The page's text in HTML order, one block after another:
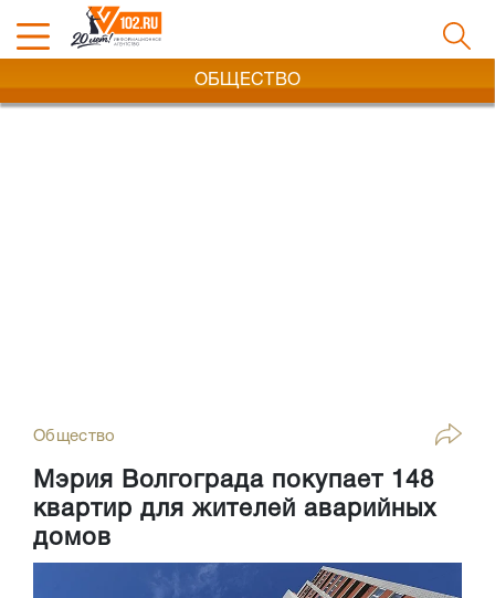
ОБЩЕСТВО
Общество
Мэрия Волгограда покупает 148
квартир для жителей аварийных
домов